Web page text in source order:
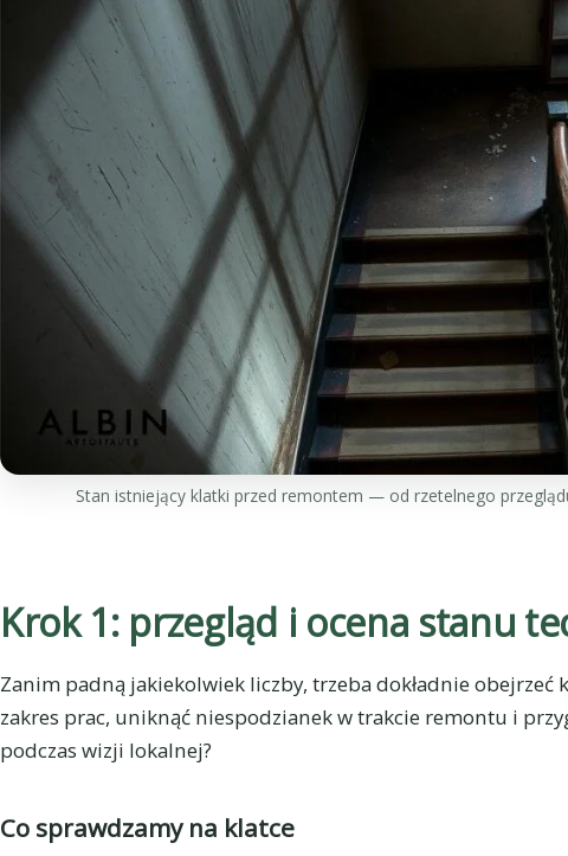
Stan istniejący klatki przed remontem — od rzetelnego
Krok 1: przegląd i ocena stanu
Zanim padną jakiekolwiek liczby, trzeba dokładnie
zakres prac, uniknąć niespodzianek w trakcie remontu i
podczas wizji lokalnej?
Co sprawdzamy na klatce